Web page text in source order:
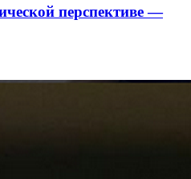
перспективе —